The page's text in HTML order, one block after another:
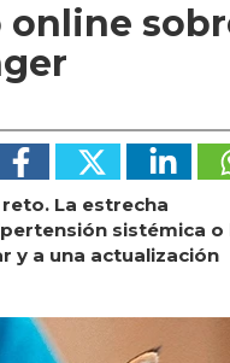
online
La estrecha
sistémica o
y a una actualización